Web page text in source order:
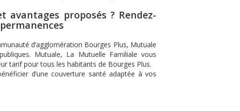
proposés ? Rendez-
d’agglomération Bourges Plus, Mutuale
Mutuale, La Mutuelle Familiale vous
tarif pour tous les habitants de Bourges Plus.
d’une couverture santé adaptée à vos